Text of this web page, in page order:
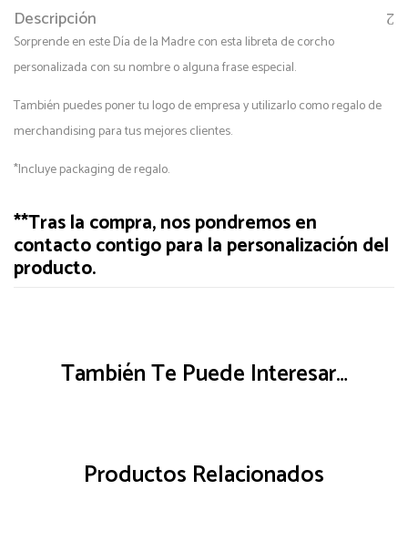
Descripción
Sorprende en este Día de la Madre con esta libreta de corcho
personalizada con su nombre o alguna frase especial.
También puedes poner tu logo de empresa y utilizarlo como regalo de
merchandising para tus mejores clientes.
*Incluye packaging de regalo.
**Tras la compra, nos pondremos en
contacto contigo para la personalización del
producto.
También Te Puede Interesar…
Productos Relacionados